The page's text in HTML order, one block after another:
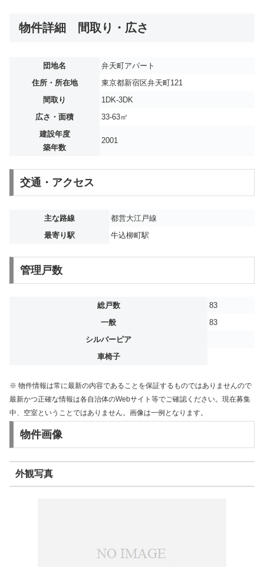
物件詳細 間取り・広さ
団地名
弁天町アパート
住所・所在地
東京都新宿区弁天町121
間取り
1DK-3DK
広さ・面積
33-63㎡
建設年度
築年数
2001
交通・アクセス
主な路線
都営大江戸線
最寄り駅
牛込柳町駅
管理戸数
総戸数
83
一般
83
シルバーピア
車椅子
※ 物件情報は常に最新の内容であることを保証するものではありませんので
最新かつ正確な情報は各自治体のWebサイト等でご確認ください。現在募集
中、空室ということではありません。画像は一例となります。
物件画像
外観写真